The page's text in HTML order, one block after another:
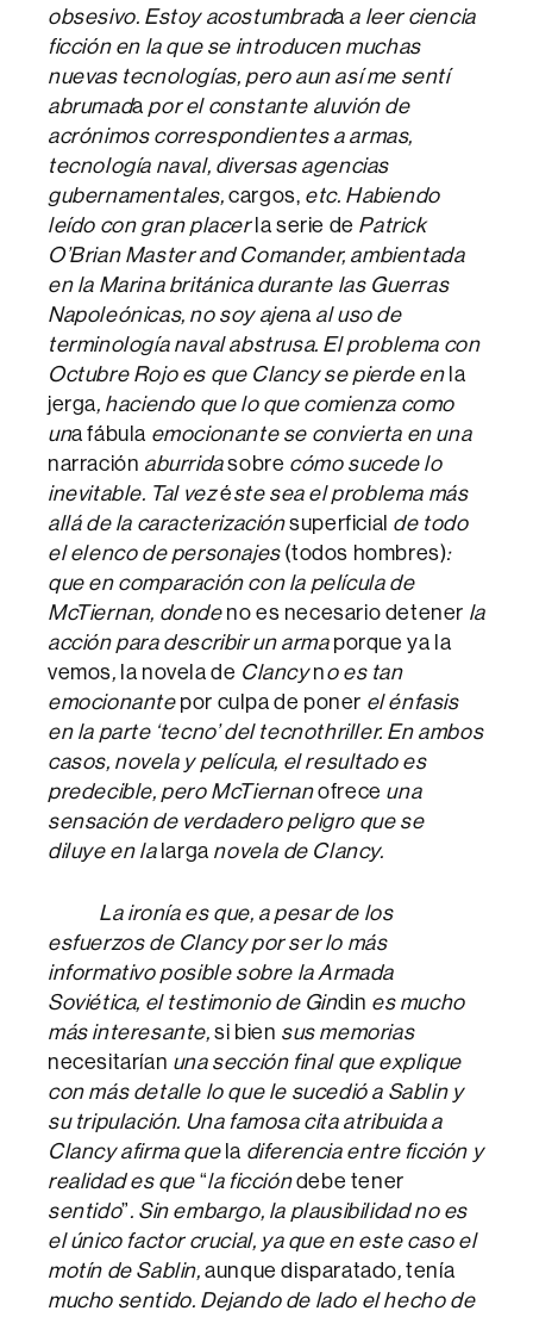
obsesivo. Estoy acostumbrada a leer ciencia
ficción en la que se introducen muchas
nuevas tecnologías, pero aun así me sentí
abrumada por el constante aluvión de
acrónimos correspondientes a armas,
tecnología naval, diversas agencias
gubernamentales,cargos, etc. Habiendo
leído con gran placer la serie de Patrick
O’Brian Master and Comander, ambientada
en la Marina británica durante las Guerras
Napoleónicas, no soy ajena al uso de
terminología naval abstrusa. El problema con
Octubre Rojo es que Clancy se pierde en la
jerga, haciendo que lo que comienza como
una fábula emocionante se convierta en una
narración aburridasobre cómo sucede lo
inevitable. Tal vezéste sea el problema más
allá de la caracterizaciónsuperficial de todo
el elenco de personajes(todos hombres):
que en comparación con la película de
McTiernan, donde no es necesario detener la
acción para describir un armaporque ya la
vemos, la novela de Clancyno es tan
emocionantepor culpa de poner el énfasis
en la parte ‘tecno’ del tecnothriller. En ambos
casos, novela y película, el resultado es
predecible, pero McTiernanofrece una
sensación de verdadero peligro que se
diluye en la larga novela de Clancy.
La ironía es que, a pesar de los
esfuerzos de Clancy por ser lo más
informativo posible sobre la Armada
Soviética, el testimonio de Gindin es mucho
más interesante,si bien sus memorias
necesitarían una sección final que explique
con más detalle lo que le sucedió a Sablin y
su tripulación. Una famosa cita atribuida a
Clancy afirma que la diferencia entre ficción y
realidad es que “la ficcióndebe tener
sentido”. Sin embargo, la plausibilidad no es
el único factor crucial, ya que en este caso el
motín de Sablin,aunque disparatado,tenía
mucho sentido. Dejando de lado el hecho de